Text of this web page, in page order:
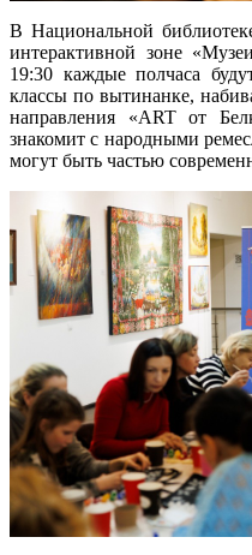
В Национальной
интерактивной зоне
19:30 каждые полчаса
классы по вытинанке,
направления «ART от
знакомит с народными
могут быть частью